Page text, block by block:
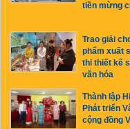
tiền mừng
Trao giải
phẩm xuất
thi thiết kế
văn hóa
Thành lập
Phát triển
cộng đồng